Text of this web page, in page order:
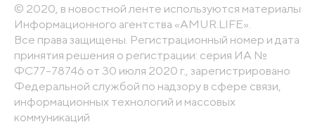
© 2020, в новостной ленте используются материалы
Информационного агентства «AMUR.LIFE».
Все права защищены. Регистрационный номер и дата
принятия решения о регистрации: серия ИА №
ФС77-78746 от 30 июля 2020 г., зарегистрировано
Федеральной службой по надзору в сфере связи,
информационных технологий и массовых
коммуникаций